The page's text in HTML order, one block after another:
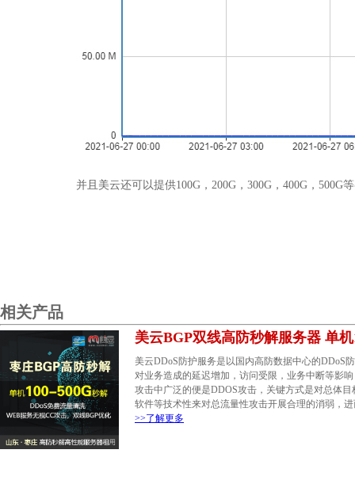
并且美云还可以提供100G，200G，300G，400G，
相关产品
美云BGP双线高防秒解服务器 单
美云DDoS防护服务是以国内高防数据中心的DDoS
对业务造成的延迟增加，访问受限，业务中断等影
攻击中广泛的便是DDOS攻击，关键方式是对总体
软件等技术性来对总流量性攻击开展合理的消弱，
>>了解更多